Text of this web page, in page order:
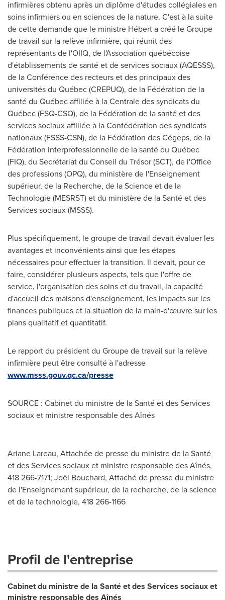
infirmières obtenu après un diplôme d'études collégiales en
soins infirmiers ou en sciences de la nature. C'est à la suite
de cette demande que le ministre Hébert a créé le Groupe
de travail sur la relève infirmière, qui réunit des
représentants de l'OIIQ, de l'Association québécoise
d'établissements de santé et de services sociaux (AQESSS),
de la Conférence des recteurs et des principaux des
universités du Québec (CREPUQ), de la Fédération de la
santé du Québec affiliée à la Centrale des syndicats du
Québec (FSQ-CSQ), de la Fédération de la santé et des
services sociaux affiliée à la Confédération des syndicats
nationaux (FSSS-CSN), de la Fédération des Cégeps, de la
Fédération interprofessionnelle de la santé du Québec
(FIQ), du Secrétariat du Conseil du Trésor (SCT), de l'Office
des professions (OPQ), du ministère de l'Enseignement
supérieur, de la Recherche, de la Science et de la
Technologie (MESRST) et du ministère de la Santé et des
Services sociaux (MSSS).
Plus spécifiquement, le groupe de travail devait évaluer les
avantages et inconvénients ainsi que les étapes
nécessaires pour effectuer la transition. Il devait, pour ce
faire, considérer plusieurs aspects, tels que l'offre de
service, l'organisation des soins et du travail, la capacité
d'accueil des maisons d'enseignement, les impacts sur les
finances publiques et la situation de la main-d'œuvre sur les
plans qualitatif et quantitatif.
Le rapport du président du Groupe de travail sur la relève
infirmière peut être consulté à l'adresse
www.msss.gouv.qc.ca/presse
SOURCE : Cabinet du ministre de la Santé et des Services
sociaux et ministre responsable des Aînés
Ariane Lareau, Attachée de presse du ministre de la Santé
et des Services sociaux et ministre responsable des Aînés,
418 266-7171; Joël Bouchard, Attaché de presse du ministre
de l'Enseignement supérieur, de la recherche, de la science
et de la technologie, 418 266-1166
Profil de l'entreprise
Cabinet du ministre de la Santé et des Services sociaux et
ministre responsable des Aînés